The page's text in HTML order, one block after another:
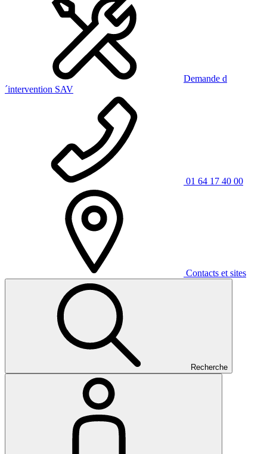
Demande d
´intervention SAV
01 64 17 40 00
Contacts et sites
Recherche